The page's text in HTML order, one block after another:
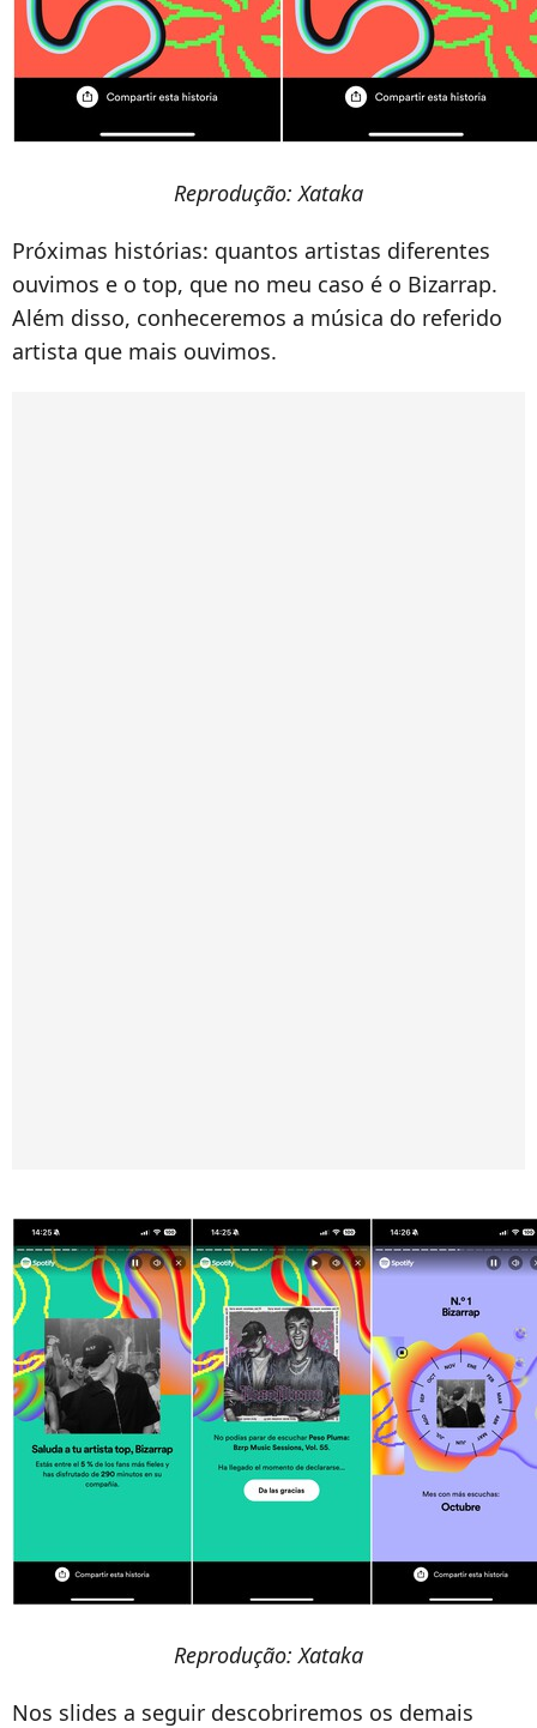
Reprodução: Xataka
Próximas histórias: quantos artistas diferentes
ouvimos e o top, que no meu caso é o Bizarrap.
Além disso, conheceremos a música do referido
artista que mais ouvimos.
Reprodução: Xataka
Nos slides a seguir descobriremos os demais